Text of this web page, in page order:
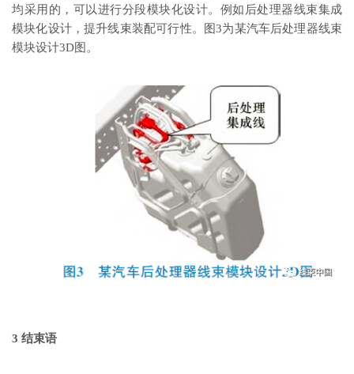
均采用的，可以进行分段模块化设计。例如后处理器线束集成
模块化设计，提升线束装配可行性。图3为某汽车后处理器线束
模块设计3D图。
3 结束语